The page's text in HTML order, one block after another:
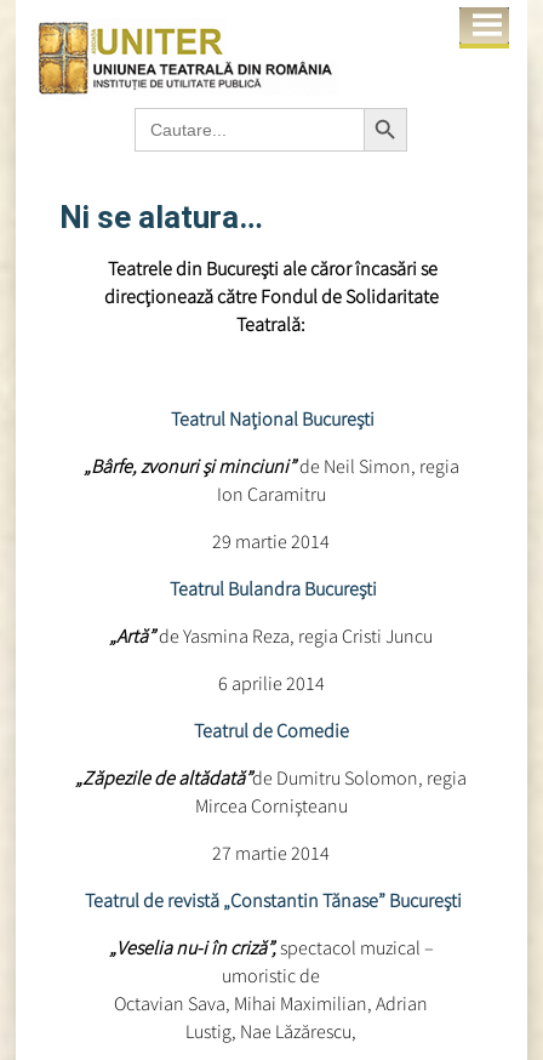
Search
for:
Search Button
Ni se alatura…
Teatrele din Bucureşti ale căror încasări se
direcţionează către Fondul de Solidaritate
Teatrală:
Teatrul Naţional Bucureşti
„Bârfe, zvonuri şi minciuni”de Neil Simon, regia
Ion Caramitru
29 martie 2014
Teatrul Bulandra Bucureşti
„Artă”de Yasmina Reza, regia Cristi Juncu
6 aprilie 2014
Teatrul de Comedie
„Zăpezile de altădată”de Dumitru Solomon, regia
Mircea Cornişteanu
27 martie 2014
Teatrul de revistă „Constantin Tănase” Bucureşti
„Veselia nu-i în criză”,spectacol muzical –
umoristic de
Octavian Sava, Mihai Maximilian, Adrian
Lustig, Nae Lăzărescu,